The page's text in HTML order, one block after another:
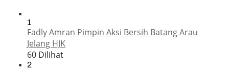
1
Fadly Amran Pimpin Aksi Bersih Batang Arau
Jelang HJK
60 Dilihat
2